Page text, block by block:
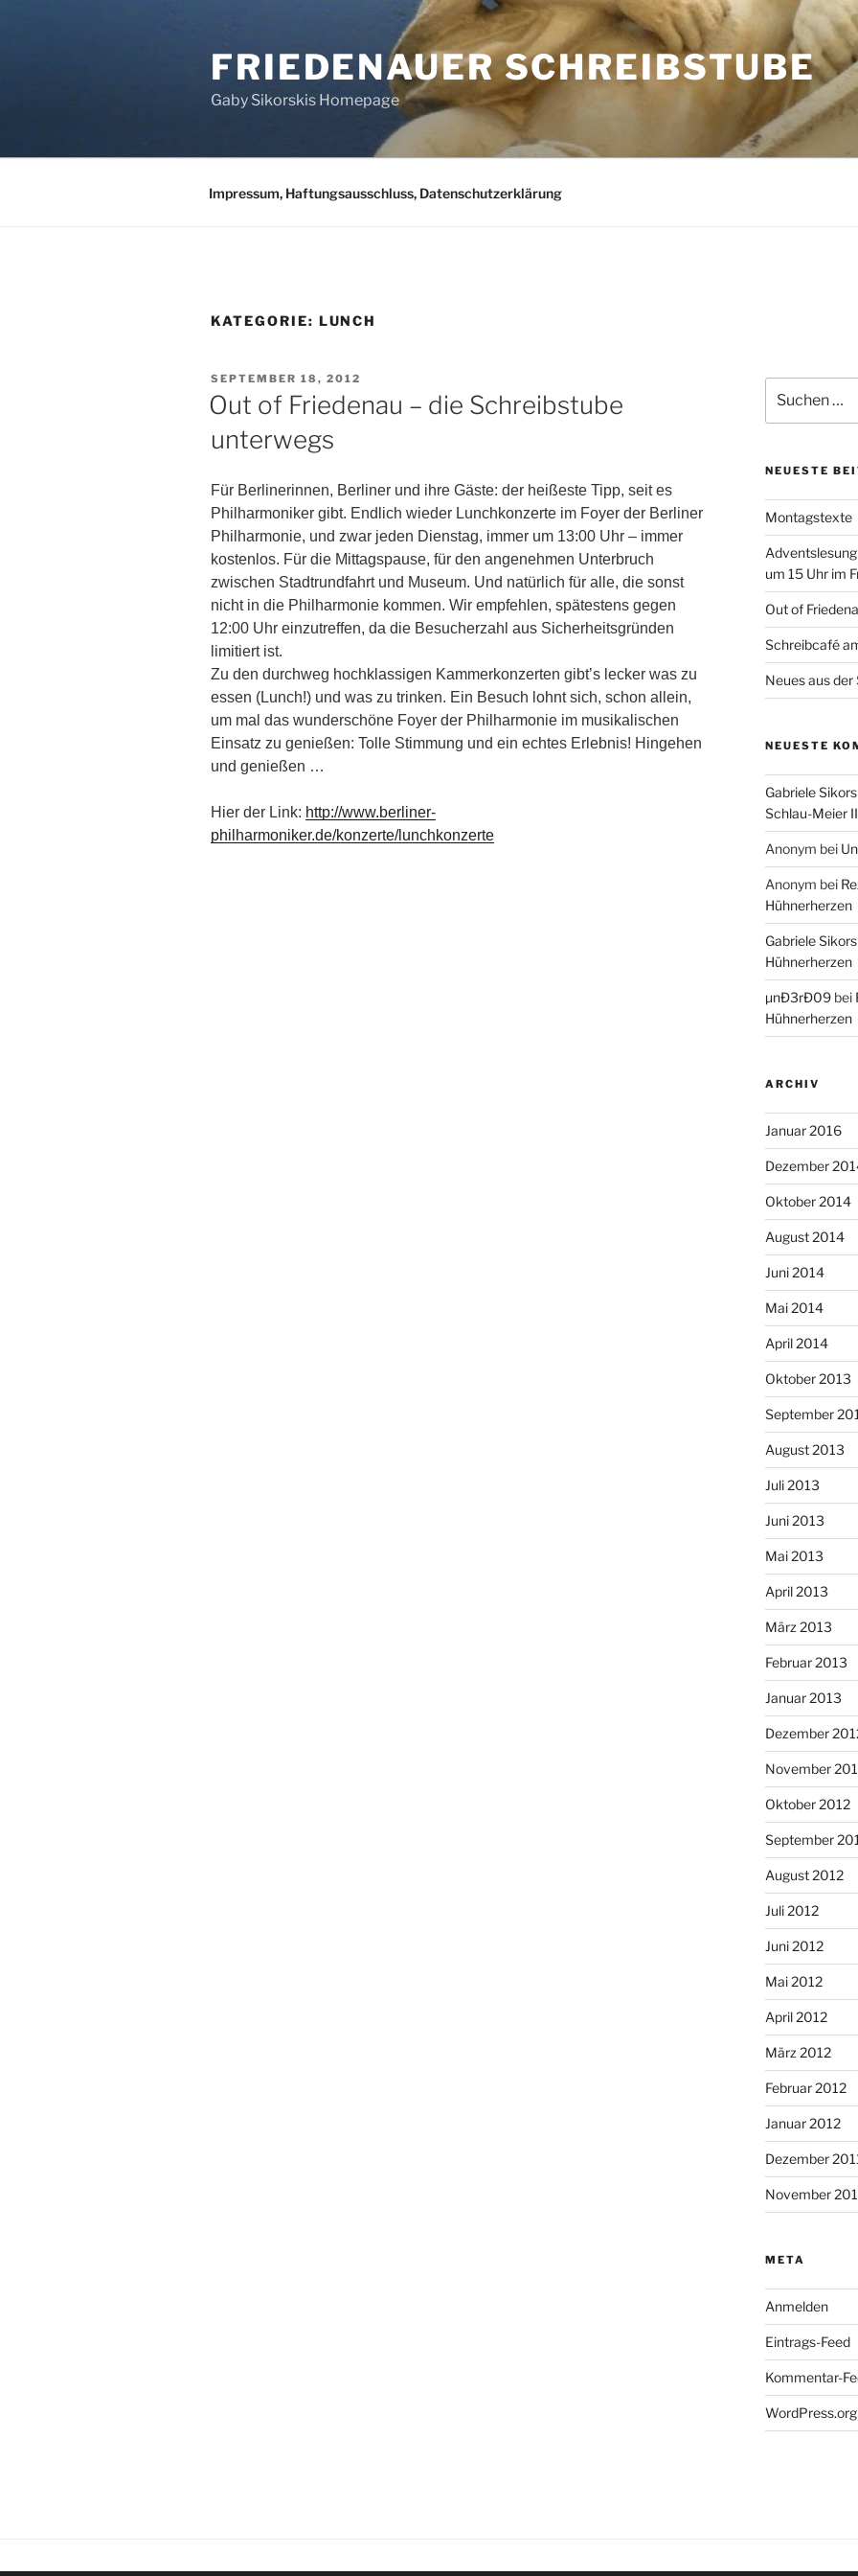
FRIEDENAUER SCHREIBSTUBE
Gaby Sikorskis Homepage
Impressum, Haftungsausschluss, Datenschutzerklärung
KATEGORIE: LUNCH
VERÖFFENTLICHT
AM
SEPTEMBER 18, 2012
Out of Friedenau – die Schreibstube
unterwegs
Für Berlinerinnen, Berliner und ihre Gäste: der heißeste Tipp, seit es
Philharmoniker gibt. Endlich wieder Lunchkonzerte im Foyer der Berliner
Philharmonie, und zwar jeden Dienstag, immer um 13:00 Uhr – immer
kostenlos. Für die Mittagspause, für den angenehmen Unterbruch
zwischen Stadtrundfahrt und Museum. Und natürlich für alle, die sonst
nicht in die Philharmonie kommen. Wir empfehlen, spätestens gegen
12:00 Uhr einzutreffen, da die Besucherzahl aus Sicherheitsgründen
limitiert ist.
Zu den durchweg hochklassigen Kammerkonzerten gibt’s lecker was zu
essen (Lunch!) und was zu trinken. Ein Besuch lohnt sich, schon allein,
um mal das wunderschöne Foyer der Philharmonie im musikalischen
Einsatz zu genießen: Tolle Stimmung und ein echtes Erlebnis! Hingehen
und genießen …
Hier der Link: http://www.berliner-
philharmoniker.de/konzerte/lunchkonzerte
nach:
NEUESTE
Montagstexte
um 15 Uhr im
Out of
Schreibcafé
Neues aus
NEUESTE
Gabriele
Schlau-Meier II
Anonym bei
Anonym bei
Hühnerherzen
Gabriele
Hühnerherzen
µnÐ3rÐ09bei
Hühnerherzen
ARCHIV
Januar 2016
Dezember
Oktober 2014
August 2014
Juni 2014
Mai 2014
April 2014
Oktober 2013
September
August 2013
Juli 2013
Juni 2013
Mai 2013
April 2013
März 2013
Februar 2013
Januar 2013
Dezember
November
Oktober 2012
September
August 2012
Juli 2012
Juni 2012
Mai 2012
April 2012
März 2012
Februar 2012
Januar 2012
Dezember
November
META
Anmelden
Eintrags-Feed
Kommentar-
WordPress.org